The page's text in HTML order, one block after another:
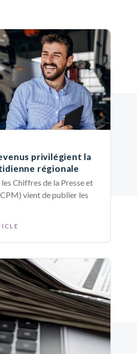
privilégient la
régionale
les Chiffres de la Presse et
vient de publier les